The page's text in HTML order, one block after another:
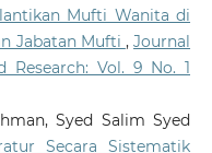
Mufti Wanita di
Jabatan Mufti ,Journal
Research: Vol. 9 No. 1
Syed Salim Syed
Secara Sistematik